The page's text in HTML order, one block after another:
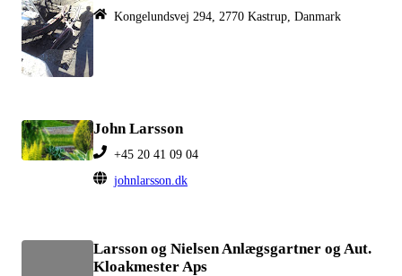
Kongelundsvej 294, 2770 Kastrup, Danmark
John Larsson
+45 20 41 09 04
johnlarsson.dk
Larsson og Nielsen Anlægsgartner og Aut.
Kloakmester Aps